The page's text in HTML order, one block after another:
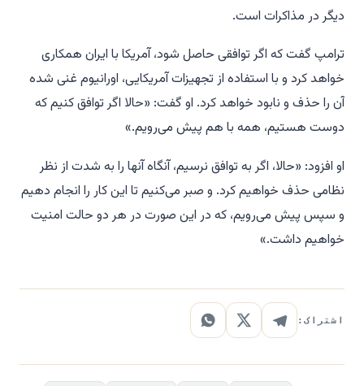
دیگر در مذاکرات است.
ترامپ گفت که اگر توافقی حاصل شود، آمریکا با ایران همکاری
خواهد کرد و با استفاده از تجهیزات آمریکایی، اورانیوم غنی شده
آن را حذف و نابود خواهد کرد. او گفت: «حالا اگر توافق کنیم که
دوست هستیم، همه با هم پیش می‌رویم.»
او افزود: «حالا، اگر به توافق نرسیم، آنگاه آنها را به شدت از نظر
نظامی حذف خواهیم کرد. و صبر می‌کنیم تا این کار را انجام دهیم
و سپس پیش می‌رویم، که در این صورت در هر دو حالت امنیت
خواهیم داشت.»
اشتراک: